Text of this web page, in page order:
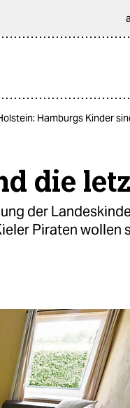
Hamburgs Kinder
die
der
Piraten wollen